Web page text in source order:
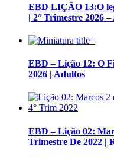
EBD LIÇÃO 13:O
| 2° Trimestre 2026
EBD – Lição 12: O
2026 | Adultos
EBD – Lição 02:
Trimestre De 2022 |